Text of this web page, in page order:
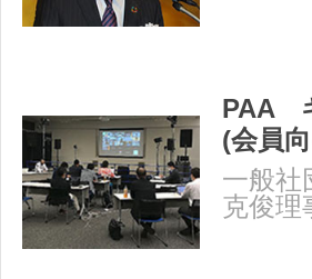
PAA
(会員
一般社
克俊理